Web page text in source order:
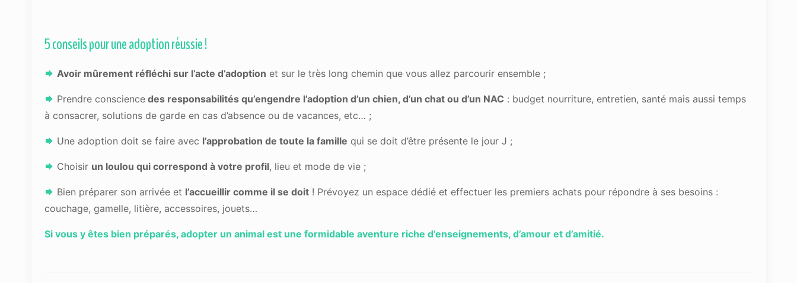
5 conseils pour une adoption réussie !
Avoir mûrement réfléchi sur l’acte d’adoption et sur le très long chemin que vous allez parcourir ensemble ;
Prendre consciencedes responsabilités qu’engendre l’adoption d’un chien, d’un chat ou d’un NAC : budget nourriture, entretien, santé mais aussi temps
à consacrer, solutions de garde en cas d’absence ou de vacances, etc… ;
Une adoption doit se faire avec l’approbation de toute la famille qui se doit d’être présente le jour J ;
Choisir un loulou qui correspond à votre profil, lieu et mode de vie ;
Bien préparer son arrivée et l’accueillir comme il se doit! Prévoyez un espace dédié et effectuer les premiers achats pour répondre à ses besoins :
couchage, gamelle, litière, accessoires, jouets…
Si vous y êtes bien préparés, adopter un animal est une formidable aventure riche d’enseignements, d’amour et d’amitié.